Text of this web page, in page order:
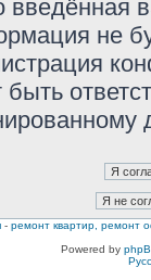
введённая
не
- ремонт квартир, ремонт
Powered by